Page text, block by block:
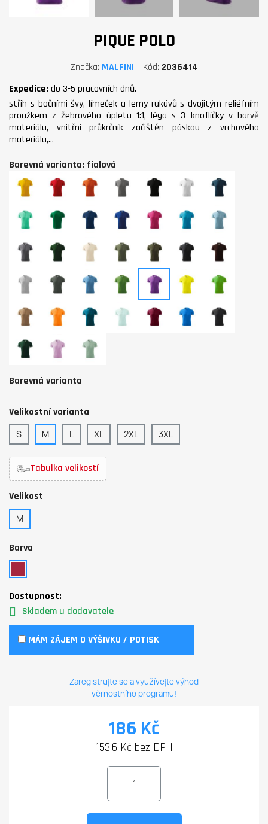
PIQUE POLO
Značka MALFINI Kód 2036414
Expedice: do 3-5 pracovních dnů.
střih s bočními švy, límeček a lemy rukávů s dvojitým reliéfním
proužkem z žebrového úpletu 1:1, léga s 3 knoflíčky v barvě
materiálu, vnitřní průkrčník začištěn páskou z vrchového
materiálu,…
Barevná varianta: fialová
žlutá červená oranžovátmavě
šedý
černá bílá
námořní
modrá
mátová
středně
zelená
půlnoční
modrá
královská
modrá
purpurovátyrkysovánebesky
modrá
ocelově
šedá
lahvově
zelená
mandlovákhaki military
ebony
gray
kávová
světle
šedý
tmavá
břidlice
azurově
modrá
trávově
zelená
fialová citronováapple
green
písková
tangerine
orange
tmavý
tyrkys
frost garnet
snorkel
blue
antracitový
melír
dark
green
orchid sage
Barevná varianta
Velikostní varianta
S M L XL 2XL 3XL
Tabulka velikostí
Velikost
M
Barva
Dostupnost:
Skladem u dodavatele
MÁM ZÁJEM O VÝŠIVKU / POTISK
Zaregistrujte se a využívejte výhod
věrnostního programu!
186 Kč
153.6 Kč bez DPH